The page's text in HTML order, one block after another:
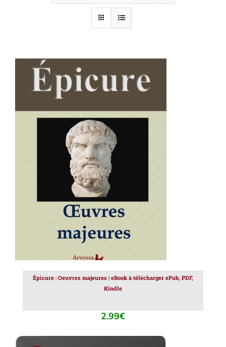
AJOUTER AU PANIER /
Épicure : Oeuvres majeures | eBook à télécharger ePub, PDF,
Kindle
2.99€